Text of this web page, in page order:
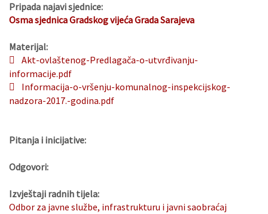
Pripada najavi sjednice:
Osma sjednica Gradskog vijeća Grada Sarajeva
Materijal:
Akt-ovlaštenog-Predlagača-o-utvrđivanju-
informacije.pdf
Informacija-o-vršenju-komunalnog-inspekcijskog-
nadzora-2017.-godina.pdf
Pitanja i inicijative:
Odgovori:
Izvještaji radnih tijela:
Odbor za javne službe, infrastrukturu i javni saobraćaj